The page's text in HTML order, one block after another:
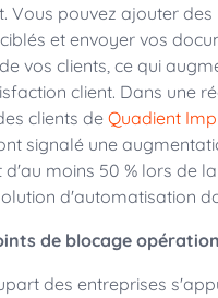
Vous pouvez ajouter
et envoyer vos
vos clients, ce qui
client. Dans une
clients de Quadient
signalé une
moins 50 % lors de
d'automatisation
de blocage
des entreprises